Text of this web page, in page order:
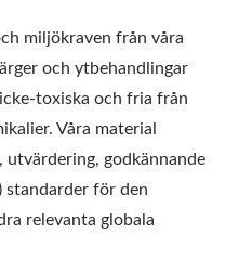
miljökraven från våra
och ytbehandlingar
toxiska och fria från
Våra material
utvärdering, godkännande
standarder för den
relevanta globala